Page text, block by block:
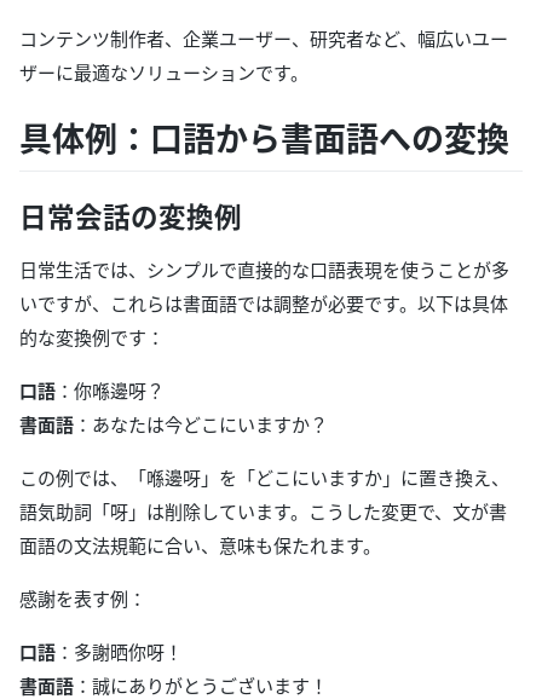
コンテンツ制作者、企業ユーザー、研究者など、幅広いユー
ザーに最適なソリューションです。
具体例：口語から書面語への変換
日常会話の変換例
日常生活では、シンプルで直接的な口語表現を使うことが多
いですが、これらは書面語では調整が必要です。以下は具体
的な変換例です：
口語 ：你喺邊呀？
書面語 ：あなたは今どこにいますか？
この例では、「喺邊呀」を「どこにいますか」に置き換え、
語気助詞「呀」は削除しています。こうした変更で、文が書
面語の文法規範に合い、意味も保たれます。
感謝を表す例：
口語 ：多謝晒你呀！
書面語 ：誠にありがとうございます！